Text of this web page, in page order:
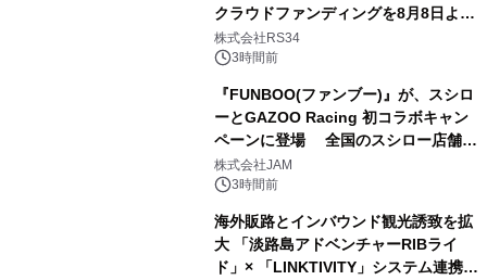
クラウドファンディングを8月8日より
開始
株式会社RS34
3時間前
『FUNBOO(ファンブー)』が、スシロ
ーとGAZOO Racing 初コラボキャン
ペーンに登場 全国のスシロー店舗で
GR 4車種の FUNBOO(ミニカー)付き
メニューが展開されます
株式会社JAM
3時間前
海外販路とインバウンド観光誘致を拡
大 「淡路島アドベンチャーRIBライ
ド」× 「LINKTIVITY」システム連携を